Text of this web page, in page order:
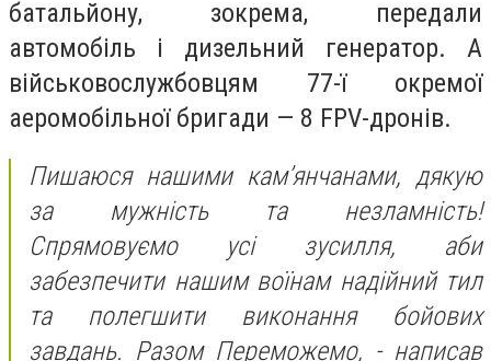
батальйону, зокрема, передали
автомобіль і дизельний генератор. А
військовослужбовцям 77-ї окремої
аеромобільної бригади — 8 FPV-дронів.
Пишаюся нашими кам’янчанами, дякую
за мужність та незламність!
Спрямовуємо усі зусилля, аби
забезпечити нашим воїнам надійний тил
та полегшити виконання бойових
завдань. Разом Переможемо, - написав